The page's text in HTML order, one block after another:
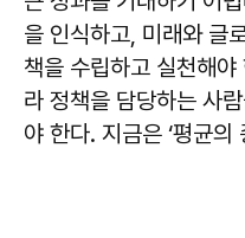
을 인식하고, 미래와 글
책을 수립하고 실천해
라 정책을 담당하는 사
야 한다. 지금은 ‘평균의